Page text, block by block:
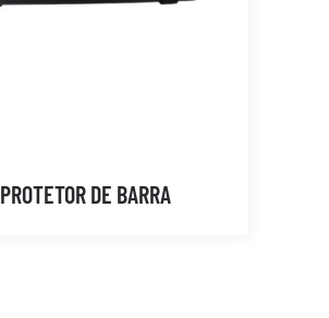
PROTETOR DE BARRA